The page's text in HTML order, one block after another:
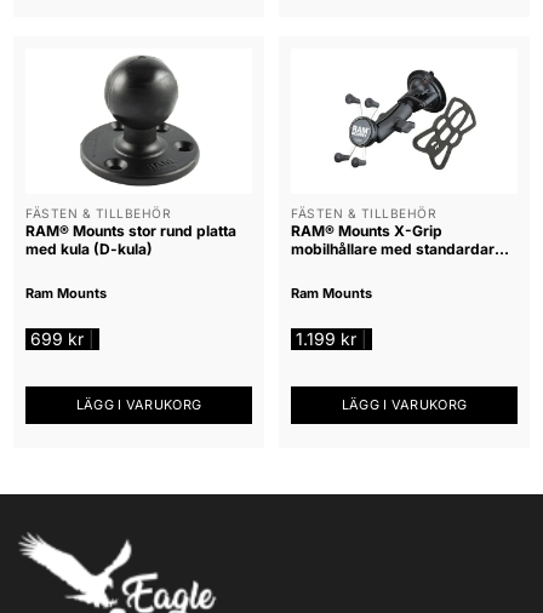
FÄSTEN & TILLBEHÖR
RAM® Mounts stor rund platta
med kula (D-kula)
Ram Mounts
699 kr
LÄGG I VARUKORG
FÄSTEN & TILLBEHÖR
RAM® Mounts X-Grip
mobilhållare med standardarm
Ram Mounts
1.199 kr
LÄGG I VARUKORG